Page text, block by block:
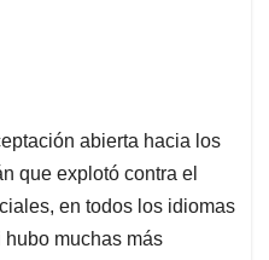
abierta hacia los
que explotó contra el
en todos los idiomas
muchas más